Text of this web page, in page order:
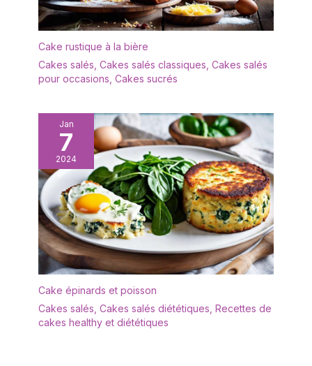
Cake rustique à la bière
Cakes salés Cakes salés classiques Cakes salés
pour occasions Cakes sucrés
Jan
7
2024
Cake épinards et poisson
Cakes salés Cakes salés diététiques Recettes de
cakes healthy et diététiques